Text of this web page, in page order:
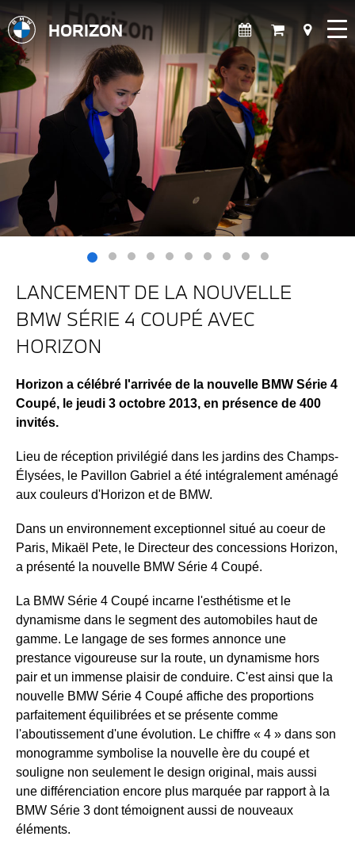
HORIZON
LANCEMENT DE LA NOUVELLE
BMW SÉRIE 4 COUPÉ AVEC
HORIZON
Horizon a célébré l'arrivée de la nouvelle BMW Série 4
Coupé, le jeudi 3 octobre 2013, en présence de 400
invités.
Lieu de réception privilégié dans les jardins des Champs-
Élysées, le Pavillon Gabriel a été intégralement aménagé
aux couleurs d'Horizon et de BMW.
Dans un environnement exceptionnel situé au coeur de
Paris, Mikaël Pete, le Directeur des concessions Horizon,
a présenté la nouvelle BMW Série 4 Coupé.
La BMW Série 4 Coupé incarne l'esthétisme et le
dynamisme dans le segment des automobiles haut de
gamme. Le langage de ses formes annonce une
prestance vigoureuse sur la route, un dynamisme hors
pair et un immense plaisir de conduire. C'est ainsi que la
nouvelle BMW Série 4 Coupé affiche des proportions
parfaitement équilibrées et se présente comme
l'aboutissement d'une évolution. Le chiffre « 4 » dans son
monogramme symbolise la nouvelle ère du coupé et
souligne non seulement le design original, mais aussi
une différenciation encore plus marquée par rapport à la
BMW Série 3 dont témoignent aussi de nouveaux
éléments.